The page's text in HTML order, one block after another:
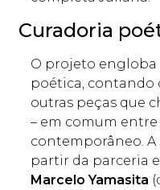
Curadoria
O projeto engloba
poética, contando
outras peças que
– em comum
contemporâneo. A
partir da parceria
Marcelo Yamasita